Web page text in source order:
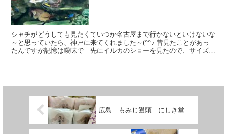
シャチがどうしても見たくていつか名古屋まで行かないといけないな
～と思っていたら、神戸に来てくれました～(^^♪ 昔見たことがあっ
たんですが記憶は曖昧で 先にイルカのショーを見たので、サイズ感
広島 もみじ饅頭 にしき堂